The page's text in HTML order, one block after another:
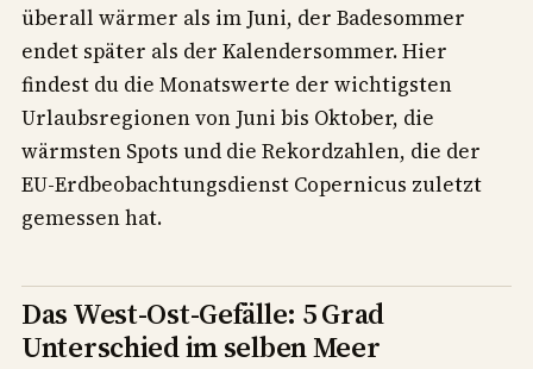
überall wärmer als im Juni, der Badesommer
endet später als der Kalendersommer. Hier
findest du die Monatswerte der wichtigsten
Urlaubsregionen von Juni bis Oktober, die
wärmsten Spots und die Rekordzahlen, die der
EU-Erdbeobachtungsdienst Copernicus zuletzt
gemessen hat.
Das West-Ost-Gefälle: 5 Grad
Unterschied im selben Meer